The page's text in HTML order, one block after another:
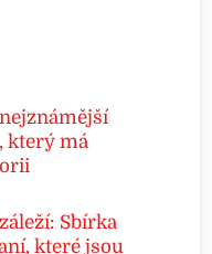
který má
Sbírka
které jsou